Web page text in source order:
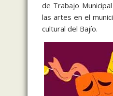
de Trabajo
las artes en el
cultural del Bajío.